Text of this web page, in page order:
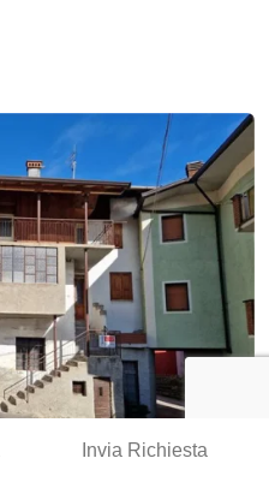
Invia Richiesta